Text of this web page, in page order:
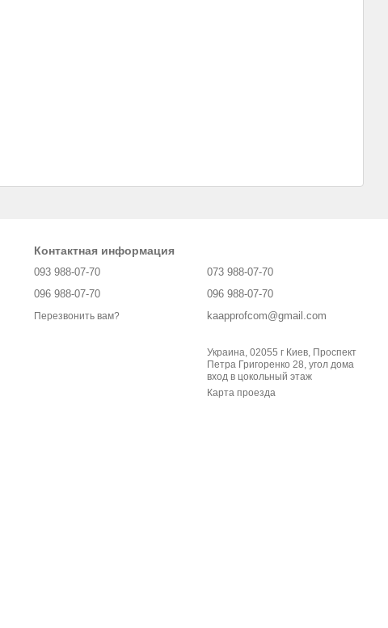
Контактная информация
093 988-07-70
096 988-07-70
Перезвонить вам?
073 988-07-70
096 988-07-70
kaapprofcom@gmail.com
Украина, 02055 г Киев, Проспект
Петра Григоренко 28, угол дома
вход в цокольный этаж
Карта проезда